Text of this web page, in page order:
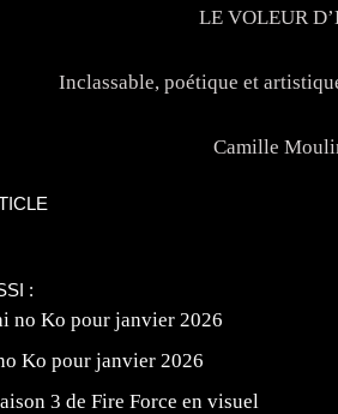
LE VOLEUR
Inclassable, poétique et
Camille
:
Ko pour janvier 2026